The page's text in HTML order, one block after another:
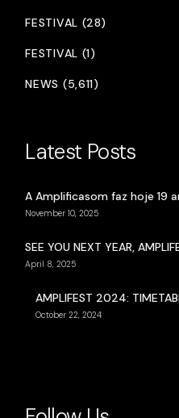
FESTIVAL (28)
FESTIVAL (1)
NEWS (5,611)
Latest Posts
A Amplificasom faz hoje 19
November 10, 2025
SEE YOU NEXT YEAR,
April 8, 2025
AMPLIFEST 2024:
October 22, 2024